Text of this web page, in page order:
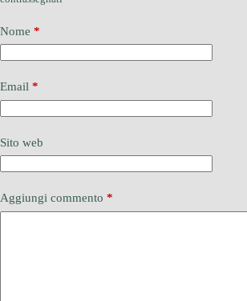
Nome *
Email *
Sito web
Aggiungi commento *